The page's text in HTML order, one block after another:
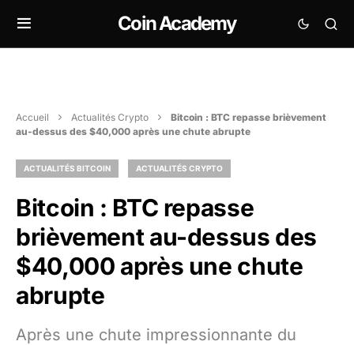
Coin Academy
Accueil Actualités Crypto
Bitcoin : BTC repasse brièvement
au-dessus des $40,000 après une chute abrupte
ACTUALITÉS BITCOIN ACTUALITÉS CRYPTO
Bitcoin : BTC repasse
brièvement au-dessus des
$40,000 après une chute
abrupte
Après une chute impressionnante du